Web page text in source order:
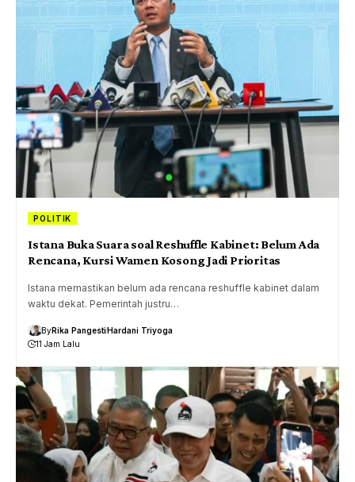
POLITIK
Istana Buka Suara soal Reshuffle Kabinet: Belum Ada
Rencana, Kursi Wamen Kosong Jadi Prioritas
Istana memastikan belum ada rencana reshuffle kabinet dalam
waktu dekat. Pemerintah justru…
ByRika PangestiHardani Triyoga
11 Jam Lalu